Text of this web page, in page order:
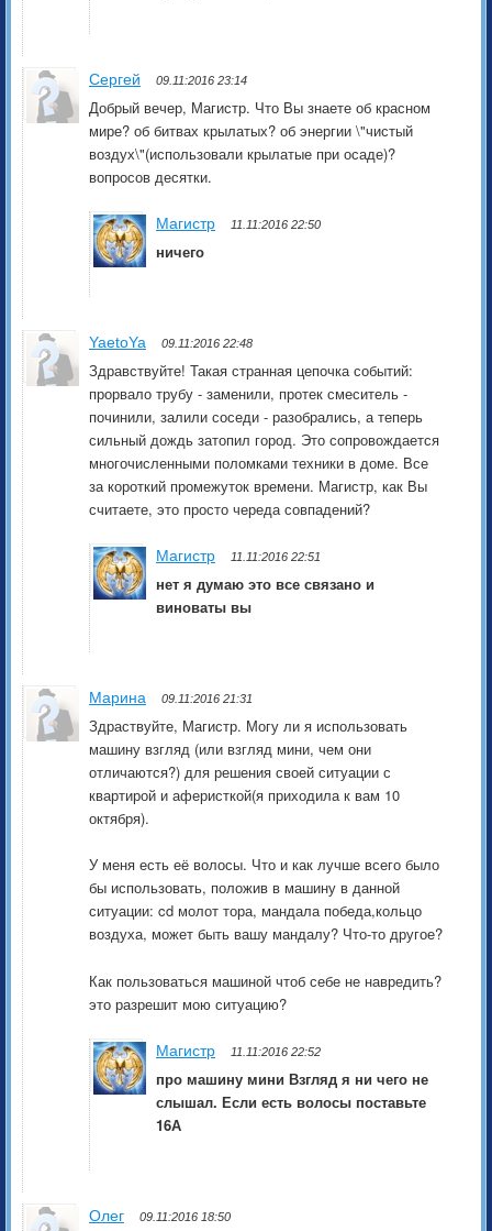
Сергей 09.11:2016 23:14
Добрый вечер, Магистр. Что Вы знаете об красном
мире? об битвах крылатых? об энергии \"чистый
воздух\"(использовали крылатые при осаде)?
вопросов десятки.
Магистр 11.11:2016 22:50
ничего
YaetoYa 09.11:2016 22:48
Здравствуйте! Такая странная цепочка событий:
прорвало трубу - заменили, протек смеситель -
починили, залили соседи - разобрались, а теперь
сильный дождь затопил город. Это сопровождается
многочисленными поломками техники в доме. Все
за короткий промежуток времени. Магистр, как Вы
считаете, это просто череда совпадений?
Магистр 11.11:2016 22:51
нет я думаю это все связано и
виноваты вы
Марина 09.11:2016 21:31
Здраствуйте, Магистр. Могу ли я использовать
машину взгляд (или взгляд мини, чем они
отличаются?) для решения своей ситуации с
квартирой и аферисткой(я приходила к вам 10
октября).
У меня есть её волосы. Что и как лучше всего было
бы использовать, положив в машину в данной
ситуации: cd молот тора, мандала победа,кольцо
воздуха, может быть вашу мандалу? Что-то другое?
Как пользоваться машиной чтоб себе не навредить?
это разрешит мою ситуацию?
Магистр 11.11:2016 22:52
про машину мини Взгляд я ни чего не
слышал. Если есть волосы поставьте
16А
Олег 09.11:2016 18:50